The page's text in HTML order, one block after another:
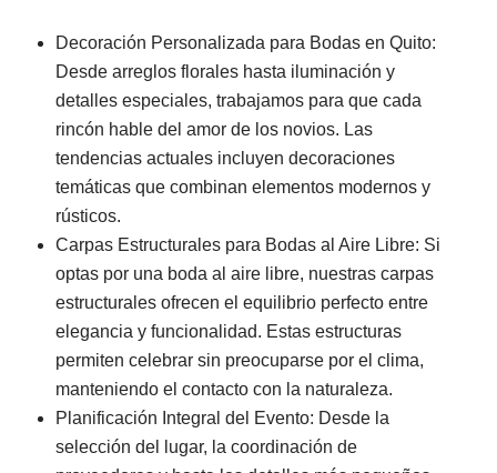
Decoración Personalizada para Bodas en Quito:
Desde arreglos florales hasta iluminación y
detalles especiales, trabajamos para que cada
rincón hable del amor de los novios. Las
tendencias actuales incluyen decoraciones
temáticas que combinan elementos modernos y
rústicos.
Carpas Estructurales para Bodas al Aire Libre: Si
optas por una boda al aire libre, nuestras carpas
estructurales ofrecen el equilibrio perfecto entre
elegancia y funcionalidad. Estas estructuras
permiten celebrar sin preocuparse por el clima,
manteniendo el contacto con la naturaleza.
Planificación Integral del Evento: Desde la
selección del lugar, la coordinación de